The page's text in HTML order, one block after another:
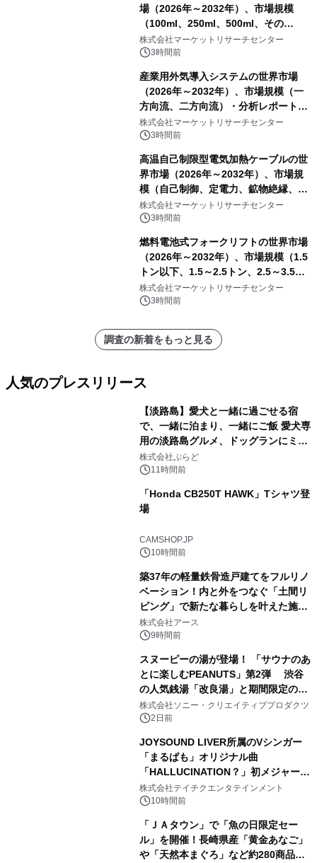
場（2026年～2032年）、市場規模
（100ml、250ml、500ml、その
他）・分析レポートを発表
株式会社マーケットリサーチセンター
3時間前
産業用外気導入システムの世界市場
（2026年～2032年）、市場規模（一
方向流、二方向流）・分析レポートを
発表
株式会社マーケットリサーチセンター
3時間前
高温自己制限型電気加熱ケーブルの世
界市場（2026年～2032年）、市場規
模（自己制御、定電力、鉱物絶縁、表
皮効果）・分析レポートを発表
株式会社マーケットリサーチセンター
3時間前
燃料電池式フォークリフトの世界市場
（2026年～2032年）、市場規模（1.5
トン以下、1.5～2.5トン、2.5～3.5ト
ン、3.5～5.0トン、その他）・分析レ
ポートを発表
株式会社マーケットリサーチセンター
3時間前
調査の新着をもっと見る
人気のプレスリリース
【淡路島】愛犬と一緒に過ごせる宿
で、一緒に泊まり、一緒にご飯 愛犬専
用の淡路島グルメ、ドッグランにミニ
プール グランピングとトレーラーハウ
スの2施設で
株式会社ぷらど
11時間前
「Honda CB250T HAWK」Tシャツ登
場
CAMSHOP.JP
10時間前
築37年の軽量鉄骨造戸建てをフルリノ
ベーション！内と外をつなぐ「土間リ
ビング」で新たな暮らしを叶えた施工
事例を株式会社アースが公開
株式会社アース
9時間前
スヌーピーの湯が登場！ 「サウナのあ
とに楽しむPEANUTS」第2弾 渋谷
の人気銭湯「改良湯」と期間限定のコ
ラボレーション サウナイキタイコラ
ボグッズも発売決定！
株式会社ソニー・クリエイティブプロダクツ
2日前
JOYSOUND LIVER所属のVシンガー
「まるぱも」オリジナル曲
「HALLUCINATION？」初メジャー配
信リリース決定！
株式会社テイチクエンタテインメント
10時間前
「ＪＡタウン」で「魚の日限定セー
ル」を開催！長崎県産「黄金あなご」
や「天然本まぐろ」など約280商品を